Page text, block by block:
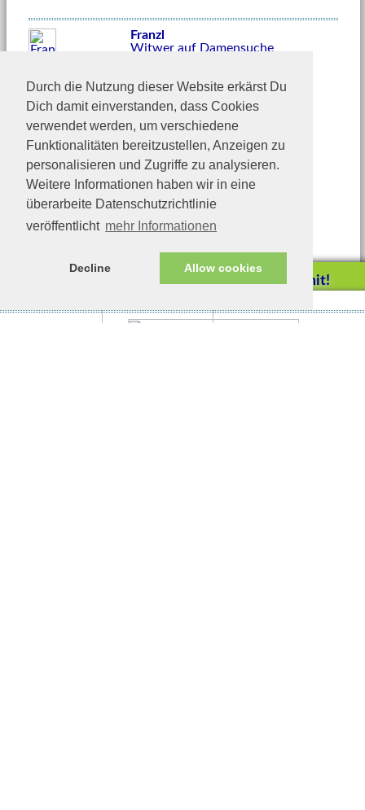
Durch die Nutzung dieser Website erkärst Du
Dich damit einverstanden, dass Cookies
verwendet werden, um verschiedene
Funktionalitäten bereitzustellen, Anzeigen zu
personalisieren und Zugriffe zu analysieren.
Weitere Informationen haben wir in eine
überarbeite Datenschutzrichtlinie
veröffentlicht mehr Informationen
Decline Allow cookies
Franzl
Witwer auf Damensuche
Helfen Sie mit!
einen Einkauf bei